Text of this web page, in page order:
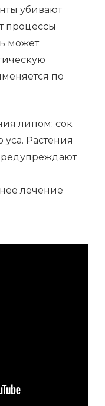
убивают
процессы
может
по
липом: сок
уса. Растения
лечение